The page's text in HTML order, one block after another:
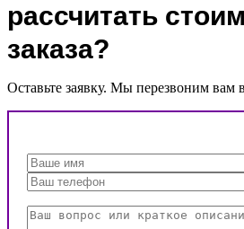
рассчитать
заказа?
Оставьте заявку. Мы перезвоним вам